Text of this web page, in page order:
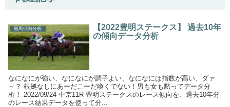
競馬傾向分析
【2022豊明ステークス】 過去10年
の傾向データ分析
なになにが強い、なになにが調子よい、なになには指数が高い、ダァ
～？ 根拠なしにあーだこーだ喚くでない！男も女も黙ってデータ分
析！ 2022/09/24 中京11R 豊明ステークスのレース傾向を、過去10年分
のレース結果データを使って分...